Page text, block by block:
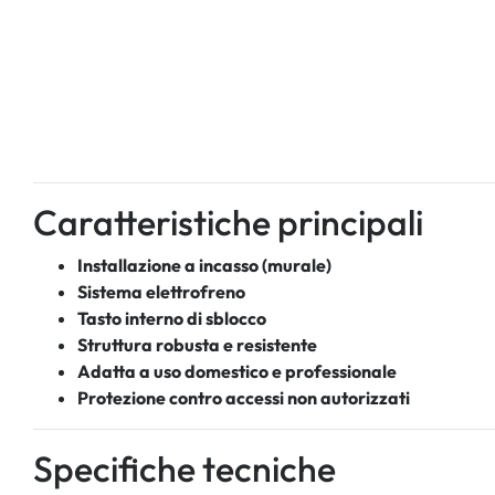
Caratteristiche principali
Installazione a incasso (murale)
Sistema elettrofreno
Tasto interno di sblocco
Struttura robusta e resistente
Adatta a uso domestico e professionale
Protezione contro accessi non autorizzati
Specifiche tecniche